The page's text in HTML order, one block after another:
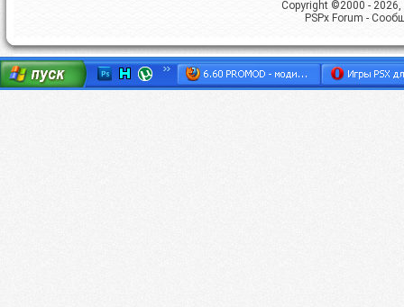
Copyright ©2000 -
PSPx Forum -